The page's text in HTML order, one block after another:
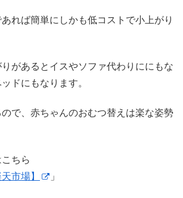
れば簡単にしかも低コストで小上がり
があるとイスやソファ代わりににもな
ドにもなります。
で、赤ちゃんのおむつ替えは楽な姿勢
ちら
市場】 」